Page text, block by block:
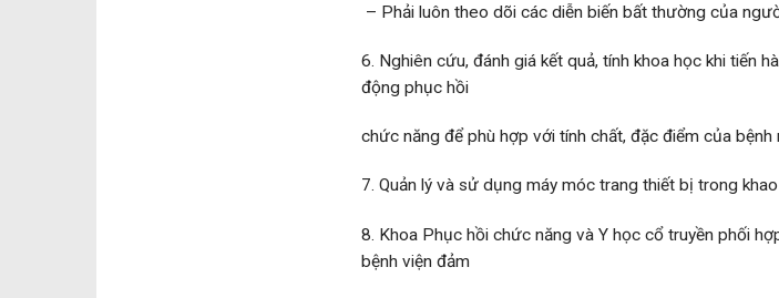
– Phải luôn theo dõi các diễn biến bất thường của
6. Nghiên cứu, đánh giá kết quả, tính khoa học khi tiến
động phục hồi
chức năng để phù hợp với tính chất, đặc điểm của bệnh
7. Quản lý và sử dụng máy móc trang thiết bị trong
8. Khoa Phục hồi chức năng và Y học cổ truyền phối
bệnh viện đảm